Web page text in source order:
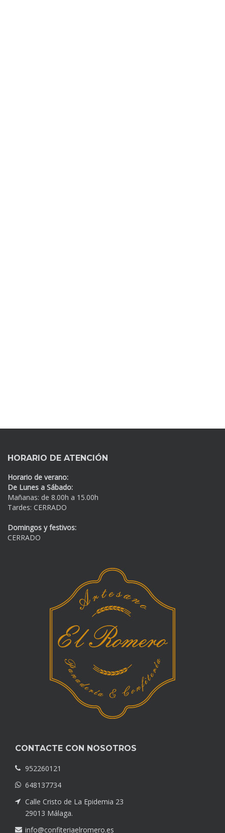
HORARIO DE ATENCIÓN
Horario de verano:
De Lunes a Sábado:
Mañanas: de 8.00h a 15.00h
Tardes: CERRADO
Domingos y festivos:
CERRADO
CONTACTE CON NOSOTROS
952260121
648137734
Calle Cristo de La Epidemia 23
29013 Málaga.
info@confiteriaelromero.es